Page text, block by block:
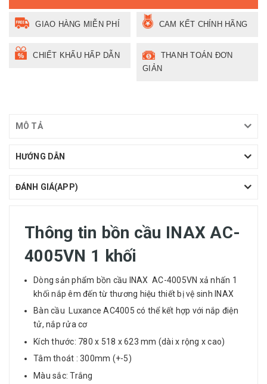
GIAO HÀNG MIỄN PHÍ CAM KẾT CHÍNH HÃNG
CHIẾT KHẤU HẤP DẪN
THANH TOÁN ĐƠN
GIẢN
MÔ TẢ
HƯỚNG DẪN
ĐÁNH GIÁ(APP)
Thông tin bồn cầu INAX AC-
4005VN 1 khối
Dòng sản phẩm bồn cầu INAX AC-4005VN xả nhấn 1
khối nắp êm đến từ thương hiệu thiết bị vệ sinh INAX
Bàn cầu Luxance AC4005 có thể kết hợp với nắp điện
tử, nắp rửa cơ
Kích thước: 780 x 518 x 623 mm (dài x rộng x cao)
Tâm thoát : 300mm (+-5)
Màu sắc: Trắng